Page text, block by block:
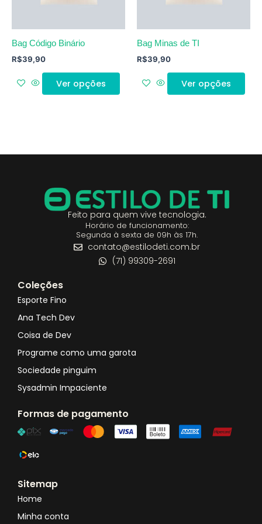
Bag Código Binário
R$39,90
Ver opções
Bag Minas de TI
R$39,90
Ver opções
Feito para quem vive tecnologia.
Horário de funcionamento:
Segunda à sexta de 09h às 17h.
contato@estilodeti.com.br
(71) 99309-2691
Coleções
Esporte Fino
Ana Tech Dev
Coisa de Dev
Programe como uma garota
Sociedade pinguim
Sysadmin Impaciente
Formas de pagamento
Sitemap
Home
Minha conta